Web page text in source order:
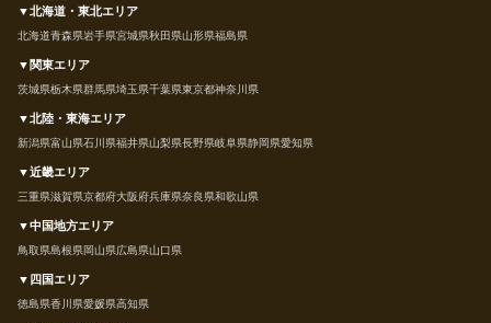
▼北海道・東北エリア
北海道青森県岩手県宮城県秋田県山形県福島県
▼関東エリア
茨城県栃木県群馬県埼玉県千葉県東京都神奈川県
▼北陸・東海エリア
新潟県富山県石川県福井県山梨県長野県岐阜県静岡県愛知県
▼近畿エリア
三重県滋賀県京都府大阪府兵庫県奈良県和歌山県
▼中国地方エリア
鳥取県島根県岡山県広島県山口県
▼四国エリア
徳島県香川県愛媛県高知県